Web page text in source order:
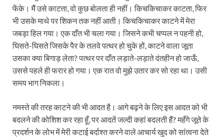
फेंके। मैं उसे काटता, वो कुछ बोलता ही नहीं। किचकिचाकर काटता, फिर
भी उसके माथे पर शिकन तक नहीं आती। किचकिचाकर काटने में मेरा
जबड़ा हिल गया। एक दाँत भी चला गया। जिसने कभी चप्पल न पहनी हो,
घिसते-घिसते जिसके पैर के तलवे पत्थर हो चुके हों, काटने वाला जूता
उसका क्या बिगाड़ लेता? पत्थर पर दाँत लड़ाते-लड़ाते दंतहीन हो जाऊँ,
उससे पहले ही फरार हो गया। एक रात वो मुझे उतार कर सो रहा था। उसी
समय भाग निकला।
नमस्ते की तरह काटने की भी आदत है। आगे बढ़ने के लिए इस आदत को भी
बदलने की कोशिश कर रहा हूँ, पर आदतें जल्दी कहां बदलती हैं? महँगे जूते के
प्रदर्शन के लोभ में मेरी कटाई बर्दाश्त करने वाले आचार्य खुद को सांत्वना देते